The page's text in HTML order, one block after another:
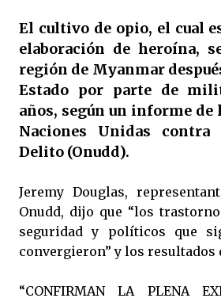
El cultivo de opio, el cual
elaboración de heroína,
región de Myanmar
Estado por parte de
años, según un informe de
Naciones Unidas
Delito (Onudd).
Jeremy Douglas,
Onudd, dijo que “los
seguridad y políticos que
convergieron” y los resultados
“CONFIRMAN LA PLENA